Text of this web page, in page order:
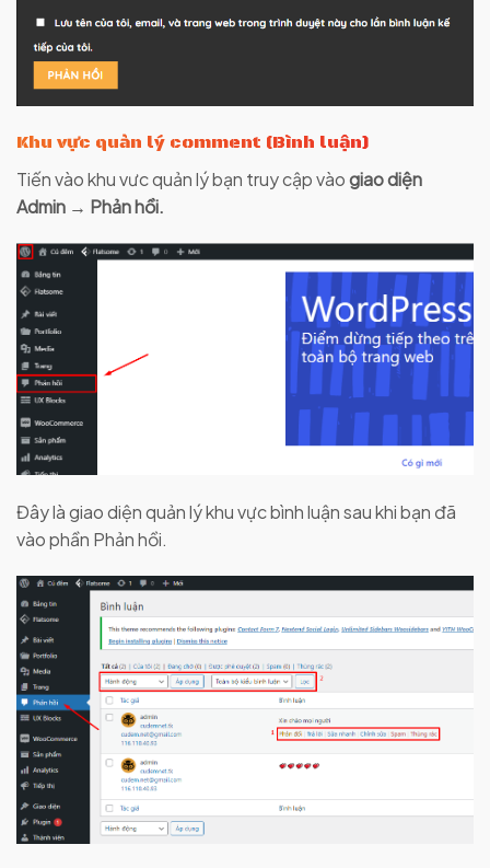
Khu vực quản lý comment (Bình luận)
Tiến vào khu vưc quản lý bạn truy cập vàogiao diện
Admin → Phản hồi.
Đây là giao diện quản lý khu vực bình luận sau khi bạn đã
vào phần Phản hồi.